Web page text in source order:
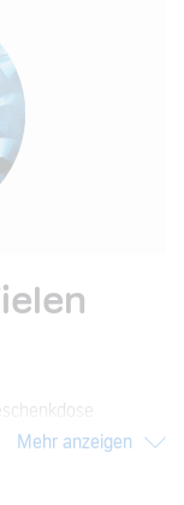
– und das zu
Mehr anzeigen